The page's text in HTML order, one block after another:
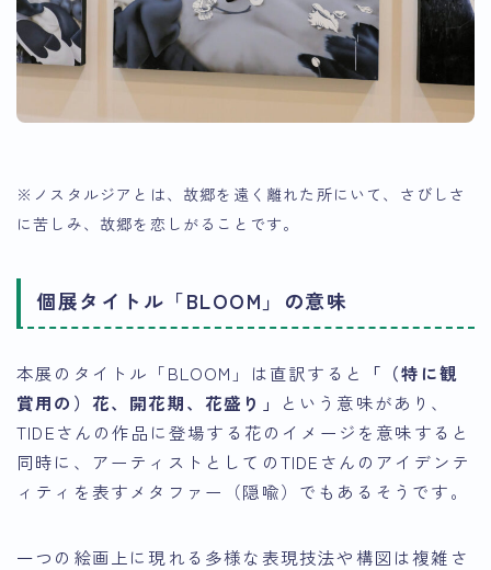
※ノスタルジアとは、故郷を遠く離れた所にいて、さびしさ
に苦しみ、故郷を恋しがることです。
個展タイトル「BLOOM」の意味
本展のタイトル「BLOOM」は直訳すると
「（特に観
賞用の）花、開花期、花盛り」
という意味があり、
TIDEさんの作品に登場する花のイメージ を意味すると
同時に、アーティストとしてのTIDEさんのアイデンテ
ィティを表すメタファー（隠喩） でもあるそうです。
一つの絵画上に現れる多様な表現技法や構図は複雑さ